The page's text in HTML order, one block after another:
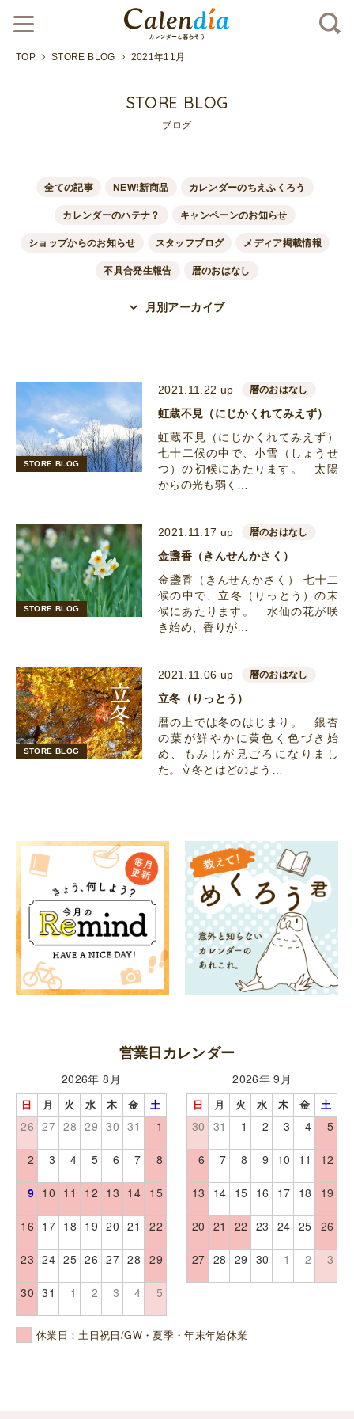
TOP STORE BLOG 2021年11月
STORE BLOG
ブログ
全ての記事 NEW!新商品 カレンダーのちえふくろう
カレンダーのハテナ？ キャンペーンのお知らせ
ショップからのお知らせ スタッフブログ メディア掲載情報
不具合発生報告 暦のおはなし
月別アーカイブ
STORE BLOG
2021.11.22 up 暦のおはなし
虹蔵不見（にじかくれてみえず）
虹蔵不見（にじかくれてみえず）
七十二候の中で、小雪（しょうせ
つ）の初候にあたります。 太陽
からの光も弱く…
STORE BLOG
2021.11.17 up 暦のおはなし
金盞香（きんせんかさく）
金盞香（きんせんかさく） 七十二
候の中で、立冬（りっとう）の末
候にあたります。 水仙の花が咲
き始め、香りが…
STORE BLOG
2021.11.06 up 暦のおはなし
立冬（りっとう）
暦の上では冬のはじまり。 銀杏
の葉が鮮やかに黄色く色づき始
め、もみじが見ごろになりまし
た。立冬とはどのよう…
営業日カレンダー
2026年 8月
日 月 火 水 木 金 土
26 27 28 29 30 31 1
2 3 4 5 6 7 8
9 10 11 12 13 14 15
16 17 18 19 20 21 22
23 24 25 26 27 28 29
30 31 1 2 3 4 5
2026年 9月
日 月 火 水 木 金 土
30 31 1 2 3 4 5
6 7 8 9 10 11 12
13 14 15 16 17 18 19
20 21 22 23 24 25 26
27 28 29 30 1 2 3
休業日：土日祝日/GW・夏季・年末年始休業